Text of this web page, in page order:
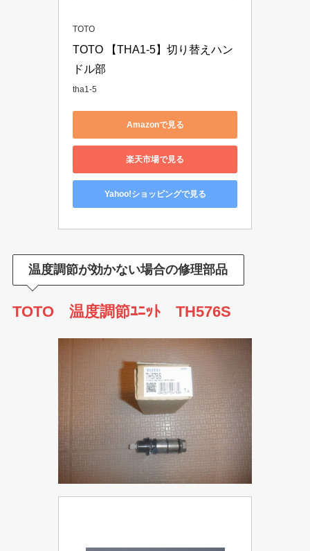
TOTO
TOTO 【THA1-5】切り替えハン
ドル部
tha1-5
Amazonで見る
楽天市場で見る
Yahoo!ショッピングで見る
温度調節が効かない場合の修理部品
TOTO 温度調節ﾕﾆｯﾄ TH576S